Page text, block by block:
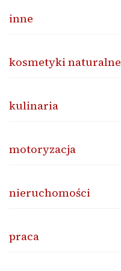
inne
kosmetyki naturalne
kulinaria
motoryzacja
nieruchomości
praca